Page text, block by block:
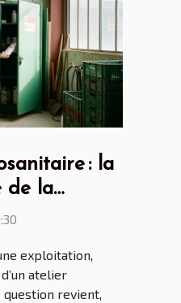
: la
de la
exploitation,
atelier
question revient,